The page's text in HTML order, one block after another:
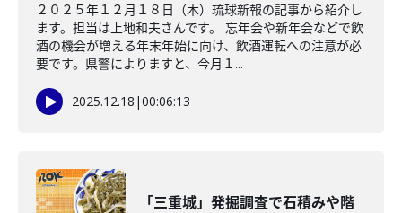
２０２５年１２月１８日（木）琉球新報の記事から紹介し
ます。担当は上地和夫さんです。 忘年会や新年会などで飲
酒の機会が増える年末年始に向け、飲酒運転への注意が必
要です。県警によりますと、今月１...
2025.12.18 |00:06:13
「三重城」発掘調査で石積みや階